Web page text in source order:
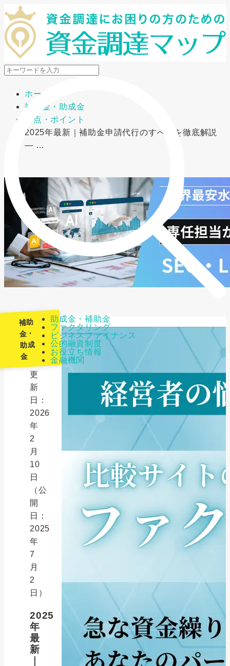
メニューを開閉
助成金・補助金
ファクタリング
ビジネスファイナンス
公的融資制度
お役立ち情報
金融機関
ホーム
補助金・助成金
要点・ポイント
2025年最新｜補助金申請代行のすべてを徹底解説
― …
補助
金・
助成
金
最
更
新
日：
2026
年
2
月
10
日
（公
開
日：
2025
年
7
月
2
日）
2025
年
最
新